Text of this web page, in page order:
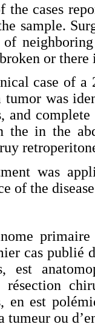
cases
sample.
or
case of
tumor was
and
the in the
was
of the
cas publié
est
résection
en est
tumeur ou